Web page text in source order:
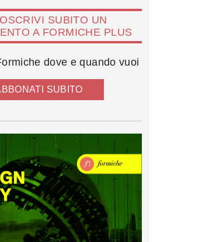
SUBITO UN
A FORMICHE PLUS
dove e quando vuoi
SUBITO